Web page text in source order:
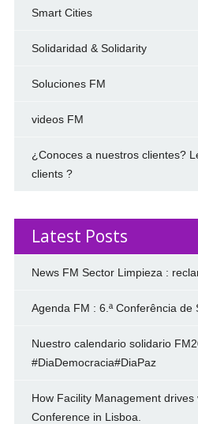
Smart Cities
Solidaridad & Solidarity
Soluciones FM
videos FM
¿Conoces a nuestros clientes?
clients ?
Latest Posts
News FM Sector Limpieza :
Agenda FM : 6.ª Conferência de
Nuestro calendario solidario
#DiaDemocracia#DiaPaz
How Facility Management drives
Conference in Lisboa.